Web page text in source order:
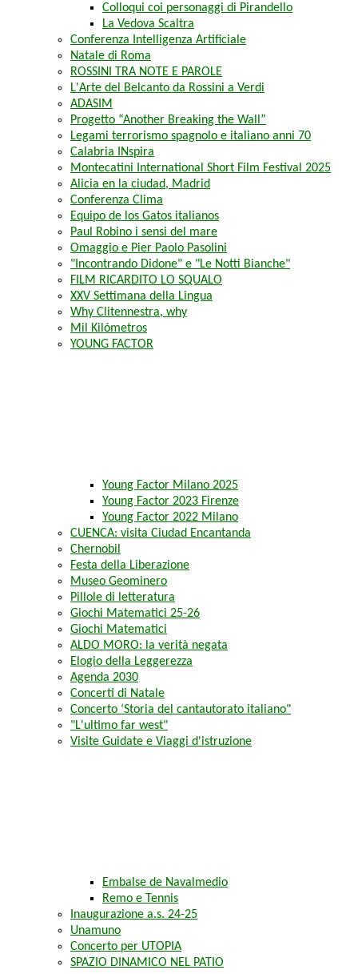
Colloqui coi personaggi di Pirandello
La Vedova Scaltra
Conferenza Intelligenza Artificiale
Natale di Roma
ROSSINI TRA NOTE E PAROLE
L'Arte del Belcanto da Rossini a Verdi
ADASIM
Progetto “Another Breaking the Wall”
Legami terrorismo spagnolo e italiano anni 70
Calabria INspira
Montecatini International Short Film Festival 2025
Alicia en la ciudad, Madrid
Conferenza Clima
Equipo de los Gatos italianos
Paul Robino i sensi del mare
Omaggio e Pier Paolo Pasolini
"Incontrando Didone" e "Le Notti Bianche"
FILM RICARDITO LO SQUALO
XXV Settimana della Lingua
Why Clitennestra, why
Mil Kilómetros
YOUNG FACTOR
Young Factor Milano 2025
Young Factor 2023 Firenze
Young Factor 2022 Milano
CUENCA: visita Ciudad Encantanda
Chernobil
Festa della Liberazione
Museo Geominero
Pillole di letteratura
Giochi Matematici 25-26
Giochi Matematici
ALDO MORO: la verità negata
Elogio della Leggerezza
Agenda 2030
Concerti di Natale
Concerto ‘Storia del cantautorato italiano"
"L'ultimo far west"
Visite Guidate e Viaggi d'istruzione
Embalse de Navalmedio
Remo e Tennis
Inaugurazione a.s. 24-25
Unamuno
Concerto per UTOPIA
SPAZIO DINAMICO NEL PATIO